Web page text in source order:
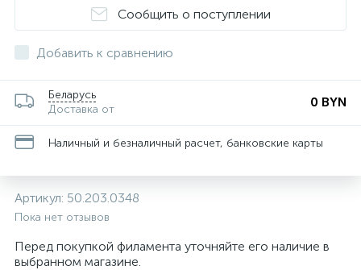
Сообщить о поступлении
Добавить к сравнению
Беларусь
Доставка от
0 BYN
Наличный и безналичный расчет, банковские карты
Артикул: 50.203.0348
Пока нет отзывов
Перед покупкой филамента уточняйте его наличие в
выбранном магазине.